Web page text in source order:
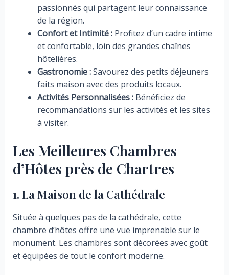
passionnés qui partagent leur connaissance
de la région.
Confort et Intimité :Profitez d’un cadre intime
et confortable, loin des grandes chaînes
hôtelières.
Gastronomie :Savourez des petits déjeuners
faits maison avec des produits locaux.
Activités Personnalisées :Bénéficiez de
recommandations sur les activités et les sites
à visiter.
Les Meilleures Chambres
d’Hôtes près de Chartres
1. La Maison de la Cathédrale
Située à quelques pas de la cathédrale, cette
chambre d’hôtes offre une vue imprenable sur le
monument. Les chambres sont décorées avec goût
et équipées de tout le confort moderne.